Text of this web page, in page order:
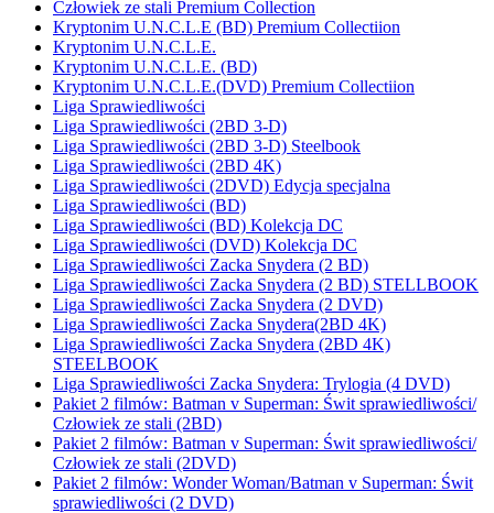
Człowiek ze stali Premium Collection
Kryptonim U.N.C.L.E (BD) Premium Collectiion
Kryptonim U.N.C.L.E.
Kryptonim U.N.C.L.E. (BD)
Kryptonim U.N.C.L.E.(DVD) Premium Collectiion
Liga Sprawiedliwości
Liga Sprawiedliwości (2BD 3-D)
Liga Sprawiedliwości (2BD 3-D) Steelbook
Liga Sprawiedliwości (2BD 4K)
Liga Sprawiedliwości (2DVD) Edycja specjalna
Liga Sprawiedliwości (BD)
Liga Sprawiedliwości (BD) Kolekcja DC
Liga Sprawiedliwości (DVD) Kolekcja DC
Liga Sprawiedliwości Zacka Snydera (2 BD)
Liga Sprawiedliwości Zacka Snydera (2 BD) STELLBOOK
Liga Sprawiedliwości Zacka Snydera (2 DVD)
Liga Sprawiedliwości Zacka Snydera(2BD 4K)
Liga Sprawiedliwości Zacka Snydera (2BD 4K)
STEELBOOK
Liga Sprawiedliwości Zacka Snydera: Trylogia (4 DVD)
Pakiet 2 filmów: Batman v Superman: Świt sprawiedliwości/
Człowiek ze stali (2BD)
Pakiet 2 filmów: Batman v Superman: Świt sprawiedliwości/
Człowiek ze stali (2DVD)
Pakiet 2 filmów: Wonder Woman/Batman v Superman: Świt
sprawiedliwości (2 DVD)